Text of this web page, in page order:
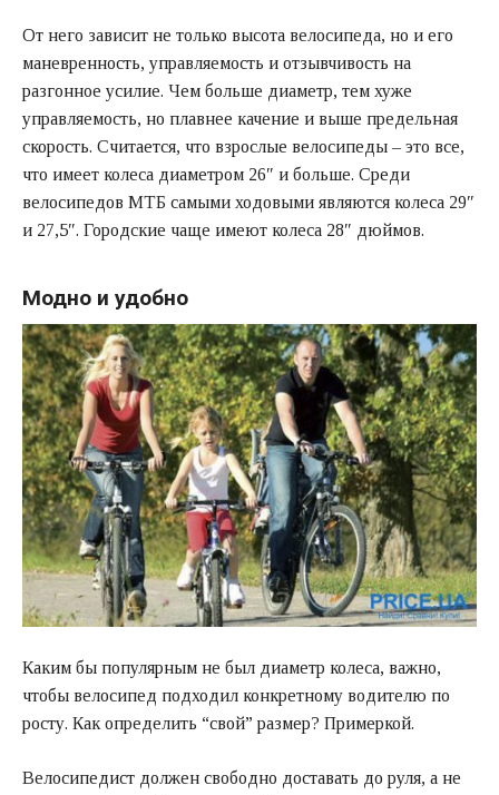
От него зависит не только высота велосипеда, но и его
маневренность, управляемость и отзывчивость на
разгонное усилие. Чем больше диаметр, тем хуже
управляемость, но плавнее качение и выше предельная
скорость. Считается, что взрослые велосипеды – это все,
что имеет колеса диаметром 26″ и больше. Среди
велосипедов МТБ самыми ходовыми являются колеса 29″
и 27,5″. Городские чаще имеют колеса 28″ дюймов.
Модно и удобно
Каким бы популярным не был диаметр колеса, важно,
чтобы велосипед подходил конкретному водителю по
росту. Как определить “свой” размер? Примеркой.
Велосипедист должен свободно доставать до руля, а не